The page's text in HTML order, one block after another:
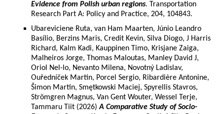
Evidence from Polish urban regions. Transportation
Research Part A: Policy and Practice, 204, 104843.
Ubareviciene Ruta, van Ham Maarten, Júnio Leandro
Basílio, Berzins Maris, Credit Kevin, Silva Diogo, J Harris
Richard, Kalm Kadi, Kauppinen Timo, Krisjane Zaiga,
Malheiros Jorge, Thomas Maloutas, Manley David J,
Oriol Nel-lo, Nevanto Milena, Novotný Ladislav,
Ouředníček Martin, Porcel Sergio, Ribardière Antonine,
Šimon Martin, Smętkowski Maciej, Spyrellis Stavros,
Strömgren Magnus, Van Gent Wouter, Wessel Terje,
Tammaru Tiit (2026)A Comparative Study of Socio-